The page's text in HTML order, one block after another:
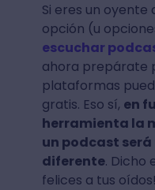
Si eres un oyente
opción (u
escuchar
ahora prepárate
plataformas
gratis. Eso sí, en
herramienta la
un podcast será
diferente. Dicho
felices a tus oídos!